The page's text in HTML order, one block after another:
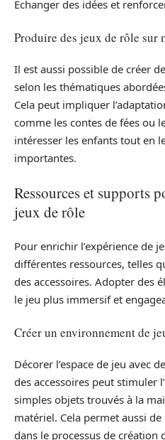
Échanger des idées et
Produire des jeux de rôle sur
Il est aussi possible de créer
selon les thématiques
Cela peut impliquer
comme les contes de fées ou
intéresser les enfants tout en
importantes.
Ressources et supports
jeux de rôle
Pour enrichir l’expérience de
différentes ressources, telles
des accessoires. Adopter des
le jeu plus immersif et
Créer un environnement de
Décorer l’espace de jeu avec
des accessoires peut stimuler
simples objets trouvés à la
matériel. Cela permet aussi
dans le processus de création